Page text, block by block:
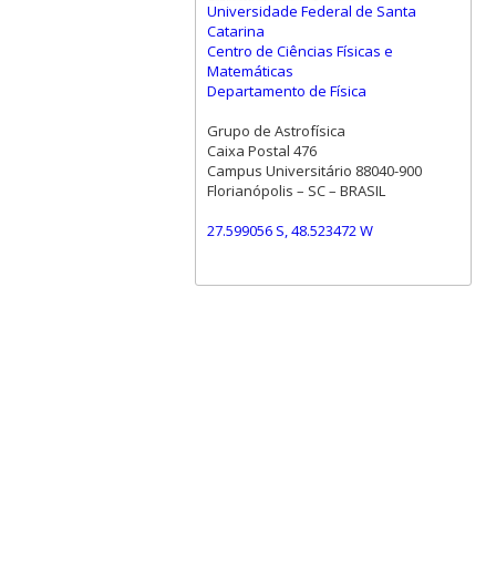
Universidade Federal de Santa
Catarina
Centro de Ciências Físicas e
Matemáticas
Departamento de Física
Grupo de Astrofísica
Caixa Postal 476
Campus Universitário 88040-900
Florianópolis – SC – BRASIL
27.599056 S, 48.523472 W